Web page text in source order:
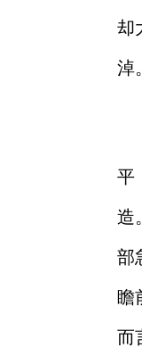
却
淖。
平
造
部
瞻
而